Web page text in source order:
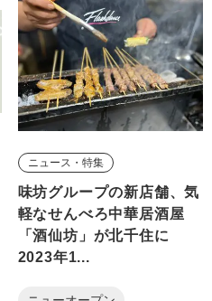
ニュース・特集
味坊グループの新店舗、気
軽なせんべろ中華居酒屋
「酒仙坊」が北千住に
2023年1...